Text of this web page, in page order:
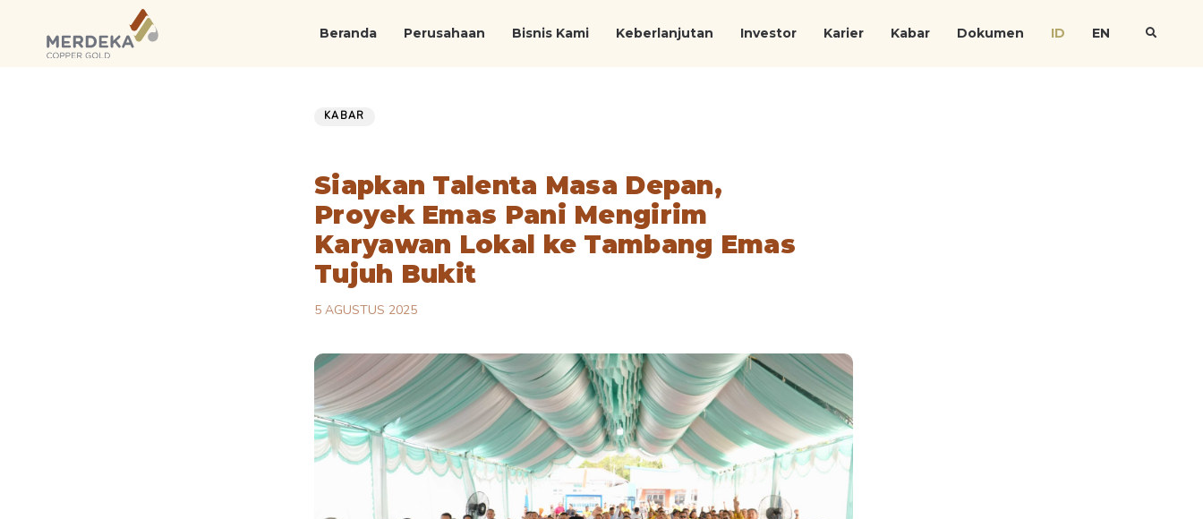
primary
Beranda Perusahaan Bisnis Kami Keberlanjutan Investor Karier Kabar Dokumen ID EN
KABAR
Siapkan Talenta Masa Depan,
Proyek Emas Pani Mengirim
Karyawan Lokal ke Tambang Emas
Tujuh Bukit
5 AGUSTUS 2025